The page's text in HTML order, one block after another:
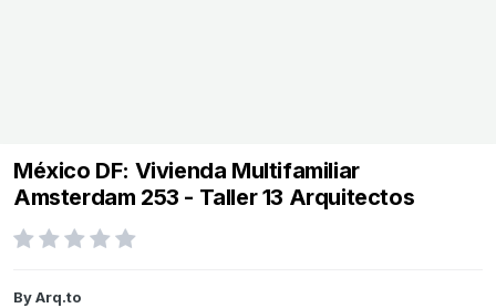
México DF: Vivienda Multifamiliar
Amsterdam 253 - Taller 13 Arquitectos
ByArq.to